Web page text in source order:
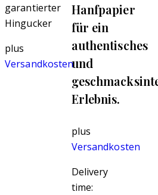
garantierter
Hingucker
plus
Versandkosten
Hanfpapier
für ein
authentisches
und
Erlebnis.
plus
Versandkosten
Delivery
time: